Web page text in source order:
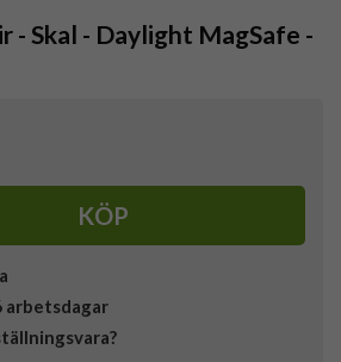
- Skal - Daylight MagSafe -
KÖP
arbetsdagar